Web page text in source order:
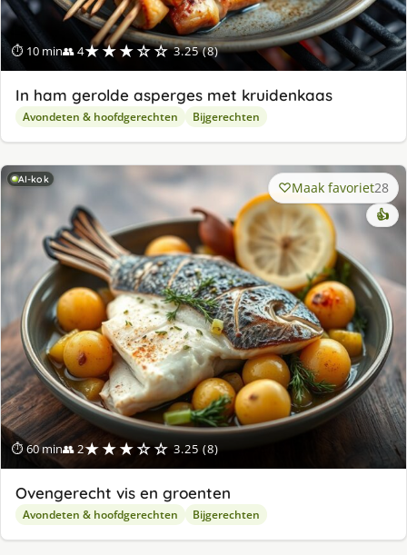
⏱ 10 min👥 4★★★☆☆ 3.25 (8)
In ham gerolde asperges met kruidenkaas
Avondeten & hoofdgerechten Bijgerechten
AI-kok
⏱ 60 min👥 2★★★☆☆ 3.25 (8)
Maak favoriet28
👍
Ovengerecht vis en groenten
Avondeten & hoofdgerechten Bijgerechten